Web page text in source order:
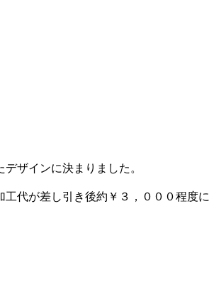
ザインに決まりました。
代が差し引き後約￥３，０００程度に